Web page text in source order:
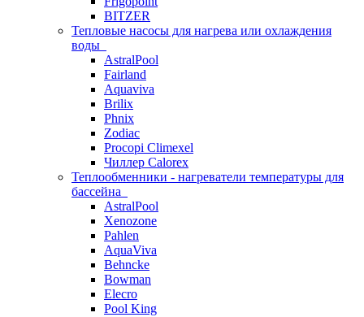
BITZER
Тепловые насосы для нагрева или охлаждения
воды
AstralPool
Fairland
Aquaviva
Brilix
Phnix
Zodiac
Procopi Climexel
Чиллер Calorex
Теплообменники - нагреватели температуры для
бассейна
AstralPool
Xenozone
Pahlen
AquaViva
Behncke
Bowman
Elecro
Pool King